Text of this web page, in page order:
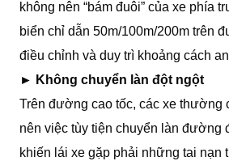
không nên “bám đuôi” của xe phía
biển chỉ dẫn 50m/100m/200m trên
điều chỉnh và duy trì khoảng cách
► Không chuyển làn đột ngột
Trên đường cao tốc, các xe thường
nên việc tùy tiện chuyển làn đường
khiến lái xe gặp phải những tai nạn